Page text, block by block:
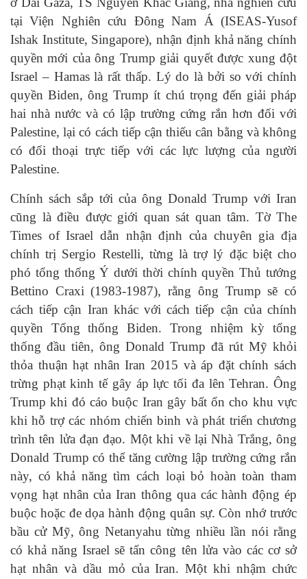
tại Viện Nghiên cứu Đông Nam Á (ISEAS-Yusof
Ishak Institute, Singapore), nhận định khả năng chính
quyền mới của ông Trump giải quyết được xung đột
Israel – Hamas là rất thấp. Lý do là bởi so với chính
quyền Biden, ông Trump ít chú trọng đến giải pháp
hai nhà nước và có lập trường cứng rắn hơn đối với
Palestine, lại có cách tiếp cận thiếu cân bằng và không
có đối thoại trực tiếp với các lực lượng của người
Palestine.
Chính sách sắp tới của ông Donald Trump với Iran
cũng là điều được giới quan sát quan tâm. Tờ The
Times of Israel dẫn nhận định của chuyên gia địa
chính trị Sergio Restelli, từng là trợ lý đặc biệt cho
phó tổng thống Ý dưới thời chính quyền Thủ tướng
Bettino Craxi (1983-1987), rằng ông Trump sẽ có
cách tiếp cận Iran khác với cách tiếp cận của chính
quyền Tổng thống Biden. Trong nhiệm kỳ tổng
thống đầu tiên, ông Donald Trump đã rút Mỹ khỏi
thỏa thuận hạt nhân Iran 2015 và áp đặt chính sách
trừng phạt kinh tế gây áp lực tối đa lên Tehran. Ông
Trump khi đó cáo buộc Iran gây bất ổn cho khu vực
khi hỗ trợ các nhóm chiến binh và phát triển chương
trình tên lửa đạn đạo. Một khi về lại Nhà Trắng, ông
Donald Trump có thể tăng cường lập trường cứng rắn
này, có khả năng tìm cách loại bỏ hoàn toàn tham
vọng hạt nhân của Iran thông qua các hành động ép
buộc hoặc đe dọa hành động quân sự. Còn nhớ trước
bầu cử Mỹ, ông Netanyahu từng nhiều lần nói rằng
có khả năng Israel sẽ tấn công tên lửa vào các cơ sở
hạt nhân và dầu mỏ của Iran. Một khi nhậm chức